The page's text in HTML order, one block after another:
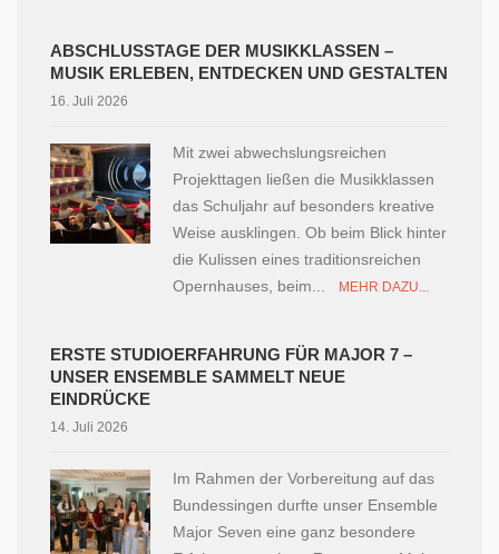
ABSCHLUSSTAGE DER MUSIKKLASSEN –
MUSIK ERLEBEN, ENTDECKEN UND GESTALTEN
16. Juli 2026
Mit zwei abwechslungsreichen
Projekttagen ließen die Musikklassen
das Schuljahr auf besonders kreative
Weise ausklingen. Ob beim Blick hinter
die Kulissen eines traditionsreichen
Opernhauses, beim...
MEHR DAZU...
ERSTE STUDIOERFAHRUNG FÜR MAJOR 7 –
UNSER ENSEMBLE SAMMELT NEUE
EINDRÜCKE
14. Juli 2026
Im Rahmen der Vorbereitung auf das
Bundessingen durfte unser Ensemble
Major Seven eine ganz besondere